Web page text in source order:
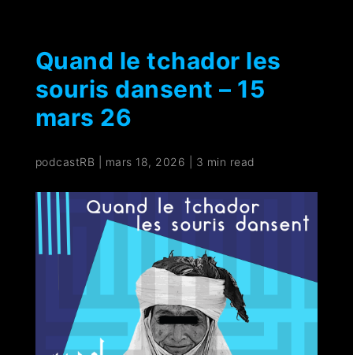
Quand le tchador les
souris dansent – 15
mars 26
podcastRB mars 18, 2026 3 min read